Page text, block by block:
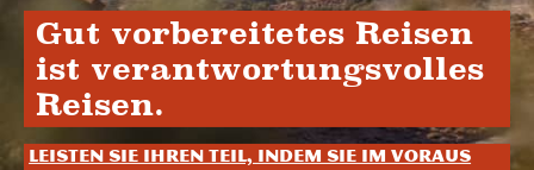
Gut vorbereitetes Reisen
ist verantwortungsvolles
Reisen.
Leisten Sie Ihren Teil, indem Sie im Voraus